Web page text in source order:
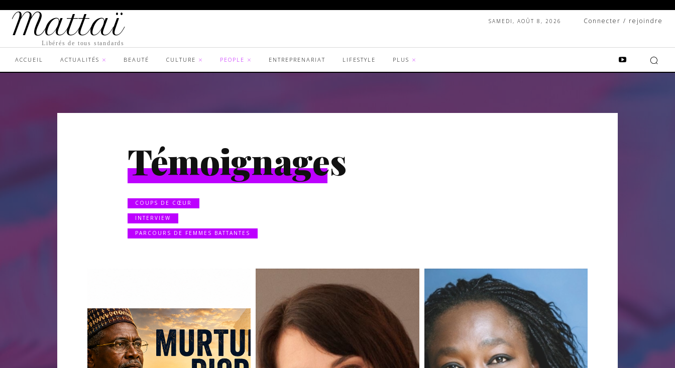
SAMEDI, AOÛT 8, 2026 Connecter / rejoindre
Mattaï
Libérés de tous standards
ACCUEIL ACTUALITÉS BEAUTÉ CULTURE PEOPLE ENTREPRENARIAT LIFESTYLE PLUS
Témoignages
COUPS DE CŒUR
INTERVIEW
PARCOURS DE FEMMES BATTANTES